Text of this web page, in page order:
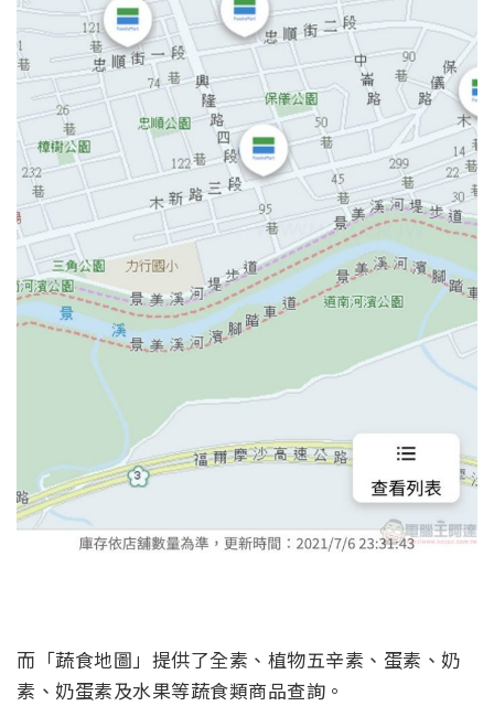
而「蔬食地圖」提供了全素、植物五辛素、蛋素、奶
素、奶蛋素及水果等蔬食類商品查詢。